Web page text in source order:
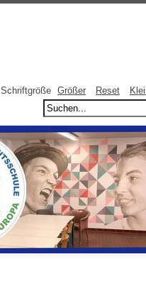
Schriftgröße Größer Reset